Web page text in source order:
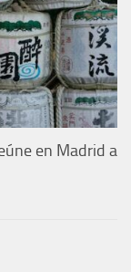
en Madrid a